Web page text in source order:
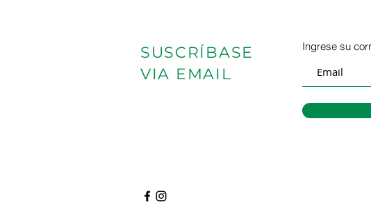
SUSCRÍBASE
VIA EMAIL
Ingrese su